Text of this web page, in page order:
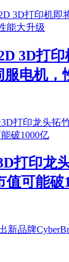
3D打
电机，
打印龙
值可能破